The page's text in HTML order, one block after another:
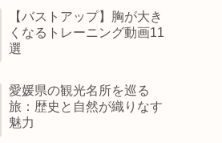
【バストアップ】胸が大き
くなるトレーニング動画11
選
愛媛県の観光名所を巡る
旅：歴史と自然が織りなす
魅力